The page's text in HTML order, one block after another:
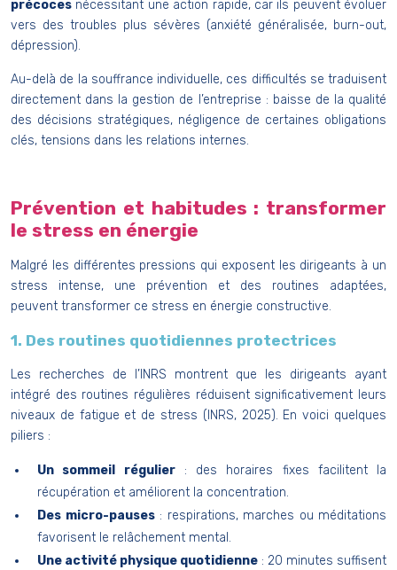
précoces nécessitant une action rapide, car ils peuvent évoluer
vers des troubles plus sévères (anxiété généralisée, burn-out,
dépression).
Au-delà de la souffrance individuelle, ces difficultés se traduisent
directement dans la gestion de l’entreprise : baisse de la qualité
des décisions stratégiques, négligence de certaines obligations
clés, tensions dans les relations internes.
Prévention et habitudes : transformer
le stress en énergie
Malgré les différentes pressions qui exposent les dirigeants à un
stress intense, une prévention et des routines adaptées,
peuvent transformer ce stress en énergie constructive.
1. Des routines quotidiennes protectrices
Les recherches de l’INRS montrent que les dirigeants ayant
intégré des routines régulières réduisent significativement leurs
niveaux de fatigue et de stress (INRS, 2025). En voici quelques
piliers :
Un sommeil régulier: des horaires fixes facilitent la
récupération et améliorent la concentration.
Des micro-pauses: respirations, marches ou méditations
favorisent le relâchement mental.
Une activité physique quotidienne : 20 minutes suffisent